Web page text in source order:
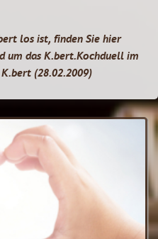
los ist, finden Sie hier
um das K.bert.Kochduell im
(28.02.2009)